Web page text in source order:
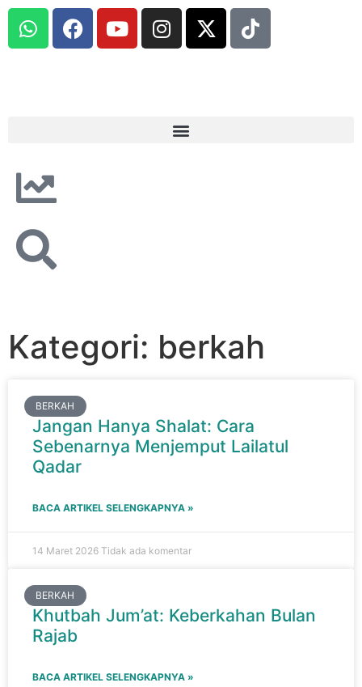
Kategori: berkah
BERKAH
Jangan Hanya Shalat: Cara
Sebenarnya Menjemput Lailatul
Qadar
BACA ARTIKEL SELENGKAPNYA »
14 Maret 2026 Tidak ada komentar
BERKAH
Khutbah Jum’at: Keberkahan Bulan
Rajab
BACA ARTIKEL SELENGKAPNYA »